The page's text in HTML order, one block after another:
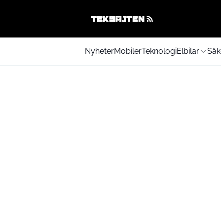
NyheterMobilerTeknologiElbilar